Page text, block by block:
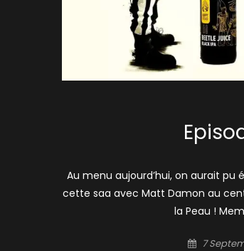
Au menu aujourd’hui, on aurait
cette saa avec Matt Damon au
la Peau !
Posted
7